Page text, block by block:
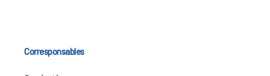
Corresponsables